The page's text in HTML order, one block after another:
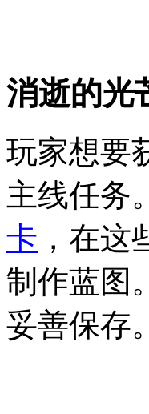
消逝的光
玩家想要
主线任务
卡 ，在
制作蓝图
妥善保存。